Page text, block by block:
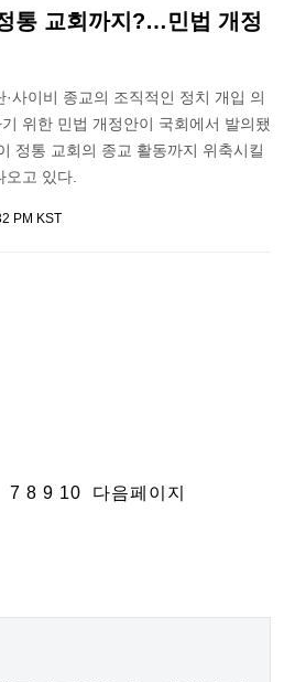
통 교회까지?…민법 개정
사이비 종교의 조직적인 정치 개입 의
위한 민법 개정안이 국회에서 발의됐
정통 교회의 종교 활동까지 위축시킬
오고 있다.
PM KST
7 8 9 10 다음페이지